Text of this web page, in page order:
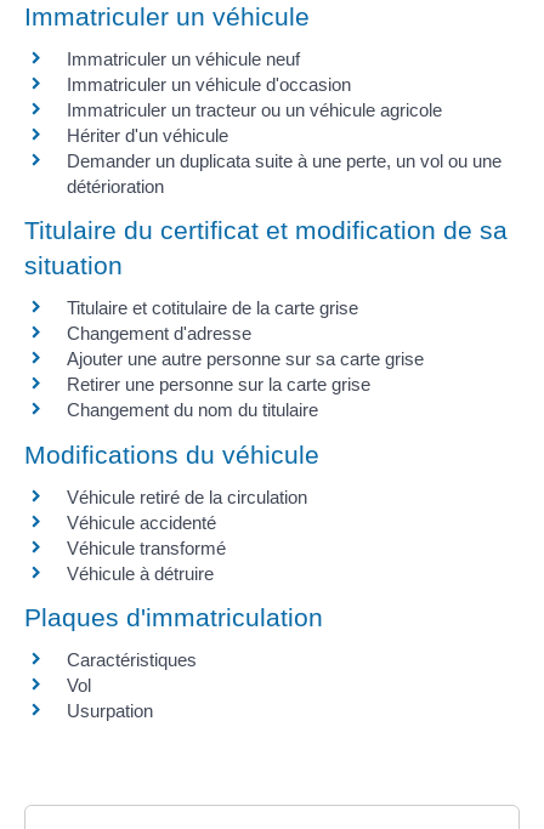
Immatriculer un véhicule
Immatriculer un véhicule neuf
Immatriculer un véhicule d'occasion
Immatriculer un tracteur ou un véhicule agricole
Hériter d'un véhicule
Demander un duplicata suite à une perte, un vol ou une
détérioration
Titulaire du certificat et modification de sa
situation
Titulaire et cotitulaire de la carte grise
Changement d'adresse
Ajouter une autre personne sur sa carte grise
Retirer une personne sur la carte grise
Changement du nom du titulaire
Modifications du véhicule
Véhicule retiré de la circulation
Véhicule accidenté
Véhicule transformé
Véhicule à détruire
Plaques d'immatriculation
Caractéristiques
Vol
Usurpation